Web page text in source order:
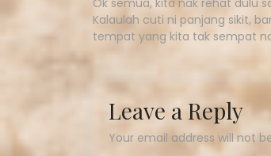
Ok semua, kita nak rehat dulu
Kalaulah cuti ni panjang sikit,
tempat yang kita tak sempat
Leave a Reply
Your email address will not